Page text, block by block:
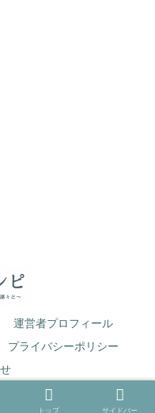
運営者プロフィール
プライバシーポリシー
〜凛々と〜.
トップ サイドバー